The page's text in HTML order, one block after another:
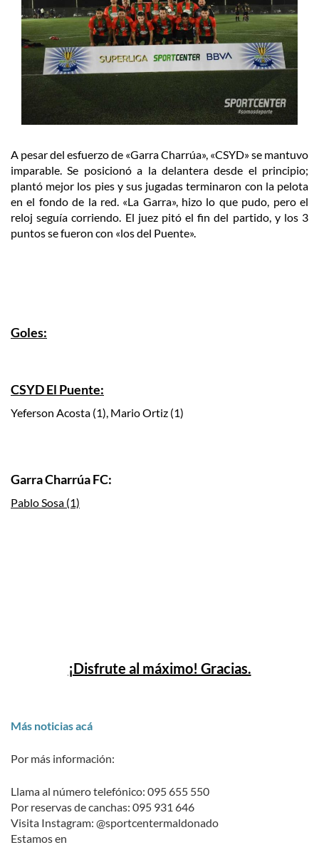
A pesar del esfuerzo de «Garra Charrúa», «CSYD» se mantuvo
imparable. Se posicionó a la delantera desde el principio;
plantó mejor los pies y sus jugadas terminaron con la pelota
en el fondo de la red. «La Garra», hizo lo que pudo, pero el
reloj seguía corriendo. El juez pitó el fin del partido, y los 3
puntos se fueron con «los del Puente».
Goles:
CSYD El Puente:
Yeferson Acosta (1), Mario Ortiz (1)
Garra Charrúa FC:
Pablo Sosa (1)
¡Disfrute al máximo! Gracias.
Más noticias acá
Por más información:
Llama al número telefónico: 095 655 550
Por reservas de canchas: 095 931 646
Visita Instagram: @sportcentermaldonado
Estamos en